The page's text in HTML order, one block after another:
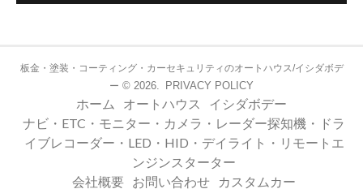
板金・塗装・コーティング・カーセキュリティのオートハウス/イシダボデ
ー © 2026. PRIVACY POLICY
ホーム オートハウス
イシダボデー
ナビ・ETC・モニター・カメラ・レーダー探知機・ドラ
イブレコーダー・LED・HID・デイライト・リモートエ
ンジンスターター
会社概要 お問い合わせ カスタムカー